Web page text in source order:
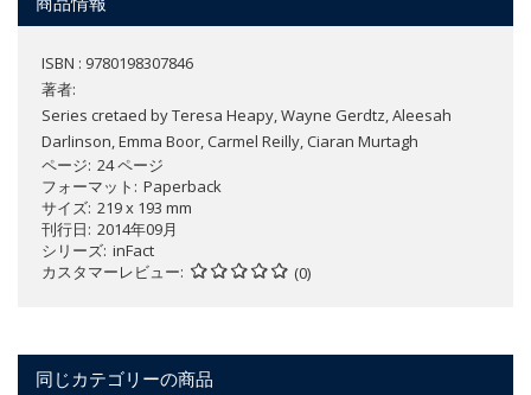
ISBN : 9780198307846
著者:
Series cretaed by Teresa Heapy, Wayne Gerdtz, Aleesah
Darlinson, Emma Boor, Carmel Reilly, Ciaran Murtagh
ページ 24 ページ
フォーマット
Paperback
サイズ 219 x 193 mm
刊行日 2014年09月
シリーズ inFact
カスタマーレビュー
(0)
同じカテゴリーの商品